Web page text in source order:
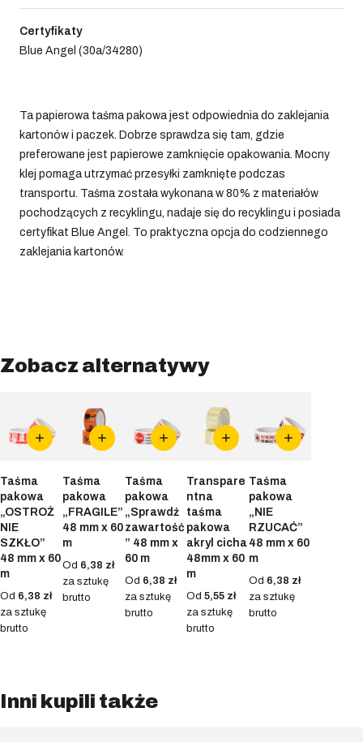
Certyfikaty
Blue Angel (30a/34280)
Ta papierowa taśma pakowa jest odpowiednia do zaklejania
kartonów i paczek. Dobrze sprawdza się tam, gdzie
preferowane jest papierowe zamknięcie opakowania. Mocny
klej pomaga utrzymać przesyłki zamknięte podczas
transportu. Taśma została wykonana w 80% z materiałów
pochodzących z recyklingu, nadaje się do recyklingu i posiada
certyfikat Blue Angel. To praktyczna opcja do codziennego
zaklejania kartonów.
Zobacz alternatywy
Taśma
pakowa
„OSTROŻ
NIE
SZKŁO”
48 mm x 60
m
Od 6,38 zł
za sztukę
brutto
Taśma
pakowa
„FRAGILE”
48 mm x 60
m
Od 6,38 zł
za sztukę
brutto
Taśma
pakowa
„Sprawdź
zawartość
” 48 mm x
60 m
Od 6,38 zł
za sztukę
brutto
Transpare
ntna
taśma
pakowa
akryl cicha
48mm x 60
m
Od5,55 zł
za sztukę
brutto
Taśma
pakowa
„NIE
RZUCAĆ”
48 mm x 60
m
Od 6,38 zł
za sztukę
brutto
Inni kupili także